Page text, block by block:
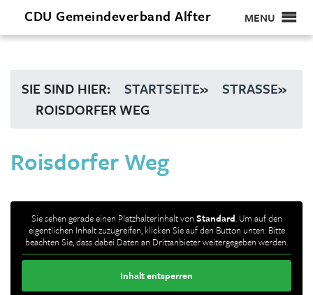
CDU Gemeindeverband Alfter MENU
SIE SIND HIER: STARTSEITE» STRASSE »
ROISDORFER WEG
Roisdorfer Weg
Sie sehen gerade einen Platzhalterinhalt von Standard. Um auf den
eigentlichen Inhalt zuzugreifen, klicken Sie auf den Button unten. Bitte
beachten Sie, dass dabei Daten an Drittanbieter weitergegeben werden.
Inhalt entsperren